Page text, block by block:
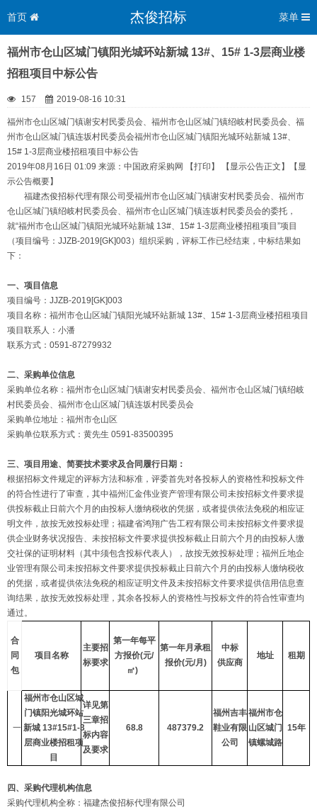
首页 杰俊招标 菜单
福州市仓山区城门镇阳光城环站新城 13#、15# 1-3层商业楼
招租项目中标公告
157 2019-08-16 10:31
福州市仓山区城门镇谢安村民委员会、福州市仓山区城门镇绍岐村民委员会、福
州市仓山区城门镇连坂村民委员会福州市仓山区城门镇阳光城环站新城 13#、
15# 1-3层商业楼招租项目中标公告
2019年08月16日 01:09 来源：中国政府采购网 【打印】 【显示公告正文】【显
示公告概要】
福建杰俊招标代理有限公司受福州市仓山区城门镇谢安村民委员会、福州市
仓山区城门镇绍岐村民委员会、福州市仓山区城门镇连坂村民委员会的委托，
就“福州市仓山区城门镇阳光城环站新城 13#、15# 1-3层商业楼招租项目”项目
（项目编号：JJZB-2019[GK]003）组织采购，评标工作已经结束，中标结果如
下：
一、项目信息
项目编号：JJZB-2019[GK]003
项目名称：福州市仓山区城门镇阳光城环站新城 13#、15# 1-3层商业楼招租项目
项目联系人：小潘
联系方式：0591-87279932
二、采购单位信息
采购单位名称：福州市仓山区城门镇谢安村民委员会、福州市仓山区城门镇绍岐
村民委员会、福州市仓山区城门镇连坂村民委员会
采购单位地址：福州市仓山区
采购单位联系方式：黄先生 0591-83500395
三、项目用途、简要技术要求及合同履行日期：
根据招标文件规定的评标方法和标准，评委首先对各投标人的资格性和投标文件
的符合性进行了审查，其中福州汇金伟业资产管理有限公司未按招标文件要求提
供投标截止日前六个月的由投标人缴纳税收的凭据，或者提供依法免税的相应证
明文件，故按无效投标处理；福建省鸿翔广告工程有限公司未按招标文件要求提
供企业财务状况报告、未按招标文件要求提供投标截止日前六个月的由投标人缴
交社保的证明材料（其中须包含投标代表人），故按无效投标处理；福州丘地企
业管理有限公司未按招标文件要求提供投标截止日前六个月的由投标人缴纳税收
的凭据，或者提供依法免税的相应证明文件及未按招标文件要求提供信用信息查
询结果，故按无效投标处理，其余各投标人的资格性与投标文件的符合性审查均
通过。
合
同
包
项目名称
主要招
标要求
第一年每平
方报价(元/
㎡)
第一年月承租
报价(元/月)
中标
供应商
地址 租期
一
福州市仓山区城
门镇阳光城环站
新城 13#15#1-3
层商业楼招租项
目
详见第
三章招
标内容
及要求
68.8 487379.2
福州吉丰
鞋业有限
公司
福州市仓
山区城门
镇螺城路
15年
四、采购代理机构信息
采购代理机构全称：福建杰俊招标代理有限公司